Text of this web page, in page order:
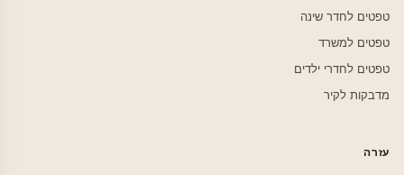
טפטים לחדר שינה
טפטים למשרד
טפטים לחדרי ילדים
מדבקות לקיר
עזרה